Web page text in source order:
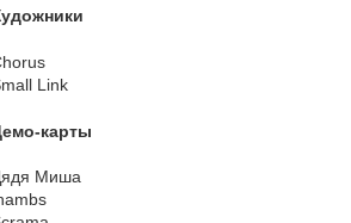
Link
карты
Миша